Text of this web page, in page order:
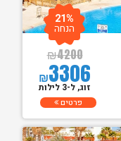
₪4200
₪3306
21%
הנחה
זוג, ל-3 לילות
פרטים